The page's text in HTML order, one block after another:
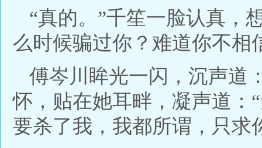
“真的。”千笙一脸认真，
么时候骗过你？难道你不相
傅岑川眸光一闪，沉声道
怀，贴在她耳畔，凝声道：
要杀了我，我都所谓，只求